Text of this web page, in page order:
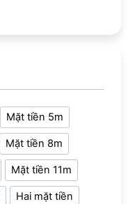
Mặt tiền 5m
Mặt tiền 8m
Mặt tiền 11m
Hai mặt tiền